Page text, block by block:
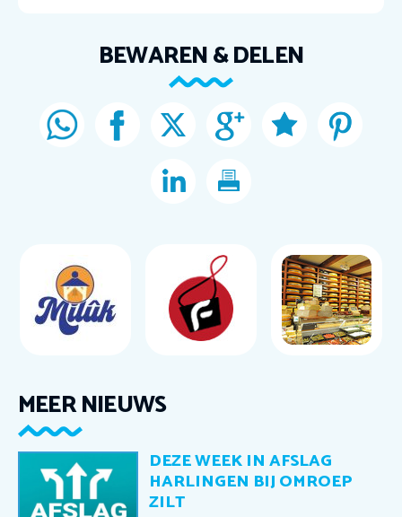
BEWAREN & DELEN
MEER NIEUWS
DEZE WEEK IN AFSLAG
HARLINGEN BIJ OMROEP
ZILT